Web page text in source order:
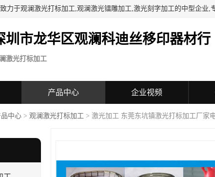
力于观澜激光打标加工,观澜激光镭雕加工,激光刻字加工的中型企业,
圳市龙华区观澜科迪丝移印器材行
激光打标加工
产品中心 企业视频
品中心 > 观澜激光打标加工 > 激光加工 东莞东坑镇激光打标加工厂家